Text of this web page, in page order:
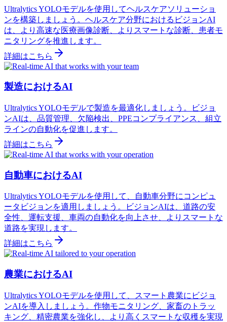
Ultralytics YOLOモデルを使用してヘルスケアソリューショ
ンを構築しましょう。ヘルスケア分野におけるビジョンAI
は、より高速な医療画像診断、よりスマートな診断、患者モ
ニタリングを推進します。
詳細はこちら
製造におけるAI
Ultralytics YOLOモデルで製造を最適化しましょう。ビジョ
ンAIは、品質管理、欠陥検出、PPEコンプライアンス、組立
ラインの自動化を促進します。
詳細はこちら
自動車におけるAI
Ultralytics YOLOモデルを使用して、自動車分野にコンピュ
ータビジョンを適用しましょう。ビジョンAIは、道路の安
全性、運転支援、車両の自動化を向上させ、よりスマートな
道路を実現します。
詳細はこちら
農業におけるAI
Ultralytics YOLOモデルを使用して、スマート農業にビジョ
ンAIを導入しましょう。作物モニタリング、家畜のトラッ
キング、精密農業を強化し、より高くスマートな収穫を実現